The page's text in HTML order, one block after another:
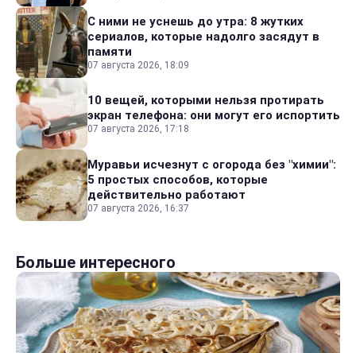
С ними не уснешь до утра: 8 жутких
сериалов, которые надолго засядут в
памяти
07 августа 2026, 18:09
10 вещей, которыми нельзя протирать
экран телефона: они могут его испортить
07 августа 2026, 17:18
Муравьи исчезнут с огорода без "химии":
5 простых способов, которые
действительно работают
07 августа 2026, 16:37
Больше интересного